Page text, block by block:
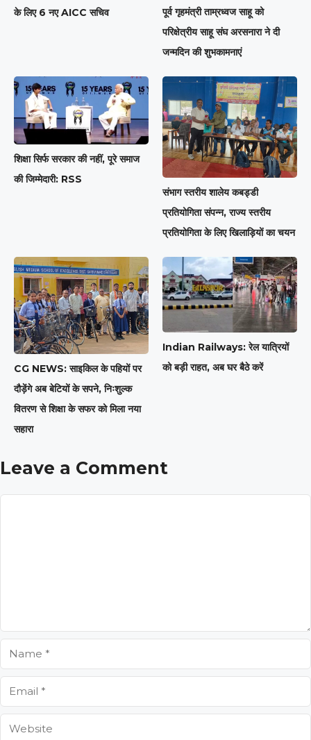
के लिए 6 नए AICC सचिव
पूर्व गृहमंत्री ताम्रध्वज साहू को
परिक्षेत्रीय साहू संघ अरसनारा ने दी
जन्मदिन की शुभकामनाएं
शिक्षा सिर्फ सरकार की नहीं, पूरे समाज
की जिम्मेदारी: RSS
संभाग स्तरीय शालेय कबड्डी
प्रतियोगिता संपन्न, राज्य स्तरीय
प्रतियोगिता के लिए खिलाड़ियों का चयन
CG NEWS: साइकिल के पहियों पर
दौड़ेंगे अब बेटियों के सपने, निःशुल्क
वितरण से शिक्षा के सफर को मिला नया
सहारा
Indian Railways: रेल यात्रियों
को बड़ी राहत, अब घर बैठे करें
Leave a Comment